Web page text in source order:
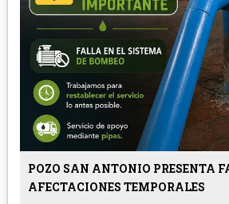
POZO SAN ANTONIO PRESENTA
AFECTACIONES TEMPORALES